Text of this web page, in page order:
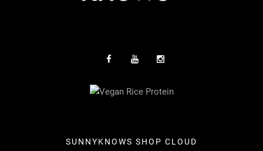
SUNNYKNOWS SHOP CLOUD